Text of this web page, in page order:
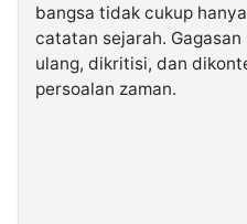
Kabarbaru.co
bangsa tidak cukup
catatan sejarah.
ulang, dikritisi, dan
persoalan zaman.